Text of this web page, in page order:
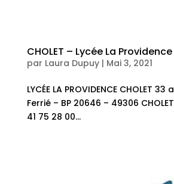
CHOLET – Lycée La Providence
par Laura Dupuy| Mai 3, 2021
LYCÉE LA PROVIDENCE CHOLET
Ferrié – BP 20646 – 49306
41 75 28 00...